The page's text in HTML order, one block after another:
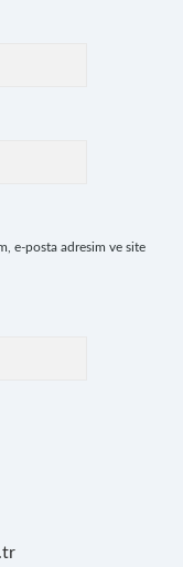
e-posta adresim ve site